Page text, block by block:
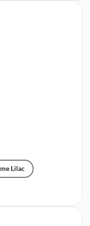
Lilac